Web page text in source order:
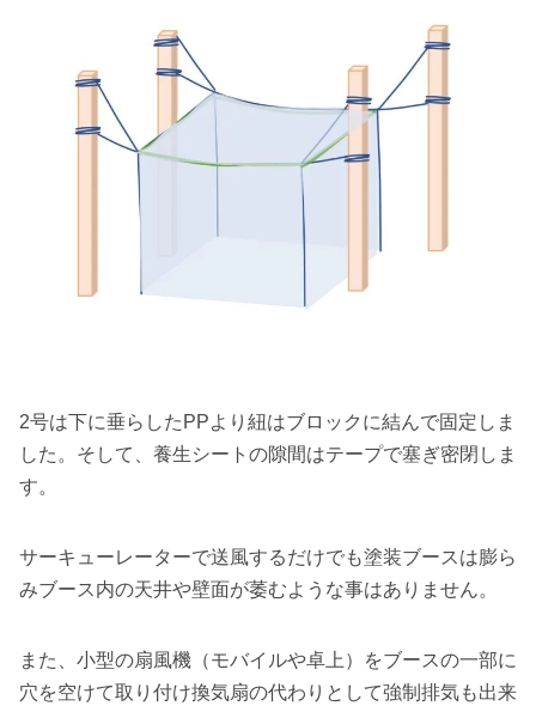
2号は下に垂らしたPPより紐はブロックに結んで固定しま
した。そして、養生シートの隙間はテープで塞ぎ密閉しま
す。
サーキューレーターで送風するだけでも塗装ブースは膨ら
みブース内の天井や壁面が萎むような事はありません。
また、小型の扇風機（モバイルや卓上）をブースの一部に
穴を空けて取り付け換気扇の代わりとして強制排気も出来